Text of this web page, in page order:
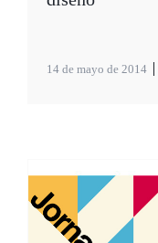
14 de mayo de 2014